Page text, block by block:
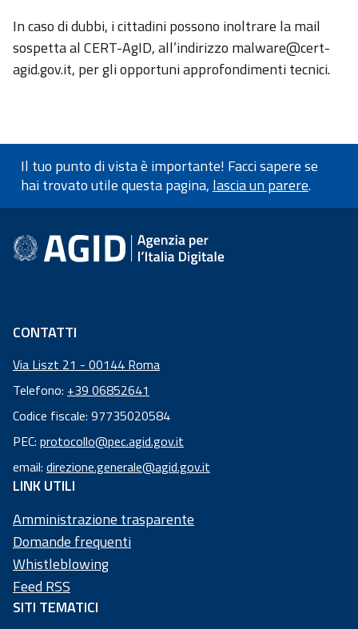
In caso di dubbi, i cittadini possono inoltrare la mail
sospetta al CERT-AgID, all’indirizzo malware@cert-
agid.gov.it, per gli opportuni approfondimenti tecnici.
Il tuo punto di vista è importante! Facci sapere se
hai trovato utile questa pagina, lascia un parere.
Informazioni a piè di
CONTATTI
Via Liszt 21 - 00144 Roma
Telefono: +39 06852641
Codice fiscale: 97735020584
Codice
fiscale:
97
73
50
20
58
4
PEC: protocollo@pec.agid.gov.it
email: direzione.generale@agid.gov.it
LINK UTILI
Amministrazione trasparente
Domande frequenti
Whistleblowing
Feed RSS
SITI TEMATICI